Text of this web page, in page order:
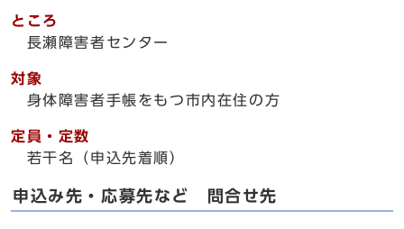
ところ
長瀬障害者センター
対象
身体障害者手帳をもつ市内在住の方
定員・定数
若干名（申込先着順）
申込み先・応募先など 問合せ先